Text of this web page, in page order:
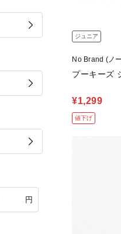
ジュニア
No Brand (ノ
プーキーズ
¥1,299
値下げ